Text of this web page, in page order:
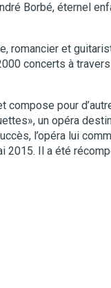
Borbé, éternel
romancier et
concerts à
compose pour
un opéra
l’opéra lui
2015. Il a été